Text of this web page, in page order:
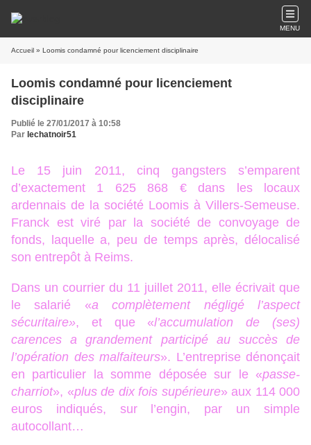
MENU
Accueil » Loomis condamné pour licenciement disciplinaire
Loomis condamné pour licenciement
disciplinaire
Publié le 27/01/2017 à 10:58
Par lechatnoir51
Le 15 juin 2011, cinq gangsters s’emparent
d’exactement 1 625 868 € dans les locaux
ardennais de la société Loomis à Villers-Semeuse.
Franck est viré par la société de convoyage de
fonds, laquelle a, peu de temps après, délocalisé
son entrepôt à Reims.
Dans un courrier du 11 juillet 2011, elle écrivait que
le salarié «a complètement négligé l’aspect
sécuritaire», et que«l’accumulation de (ses)
carences a grandement participé au succès de
l’opération des malfaiteurs». L’entreprise dénonçait
en particulier la somme déposée sur le «passe-
charriot», «plus de dix fois supérieure» aux 114 000
euros indiqués, sur l’engin, par un simple
autocollant…